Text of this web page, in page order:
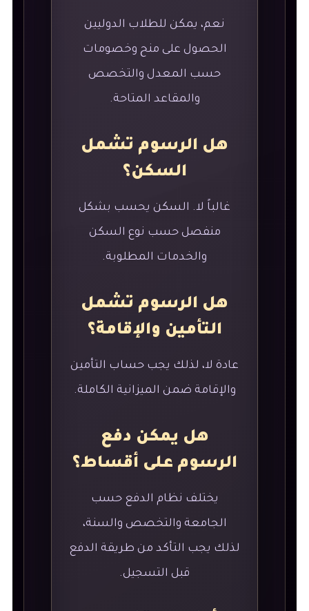
نعم، يمكن للطلاب الدوليين
الحصول على منح وخصومات
حسب المعدل والتخصص
والمقاعد المتاحة.
هل الرسوم تشمل
السكن؟
غالباً لا. السكن يحسب بشكل
منفصل حسب نوع السكن
والخدمات المطلوبة.
هل الرسوم تشمل
التأمين والإقامة؟
عادة لا، لذلك يجب حساب التأمين
والإقامة ضمن الميزانية الكاملة.
هل يمكن دفع
الرسوم على أقساط؟
يختلف نظام الدفع حسب
الجامعة والتخصص والسنة،
لذلك يجب التأكد من طريقة الدفع
قبل التسجيل.